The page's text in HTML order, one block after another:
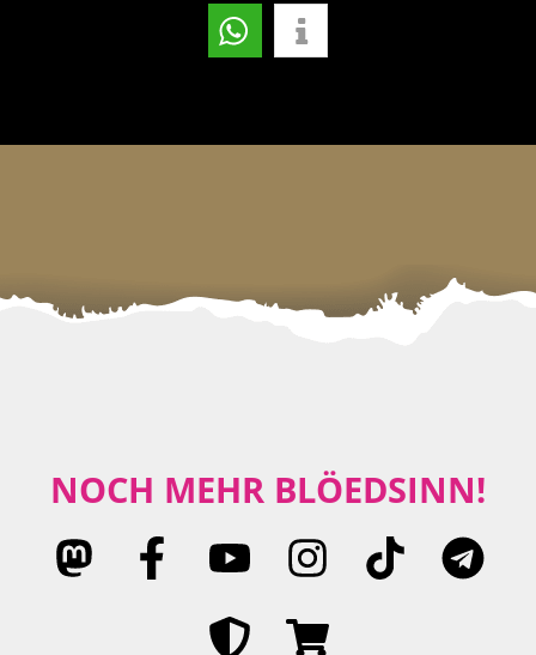
NOCH MEHR BLÖEDSINN!